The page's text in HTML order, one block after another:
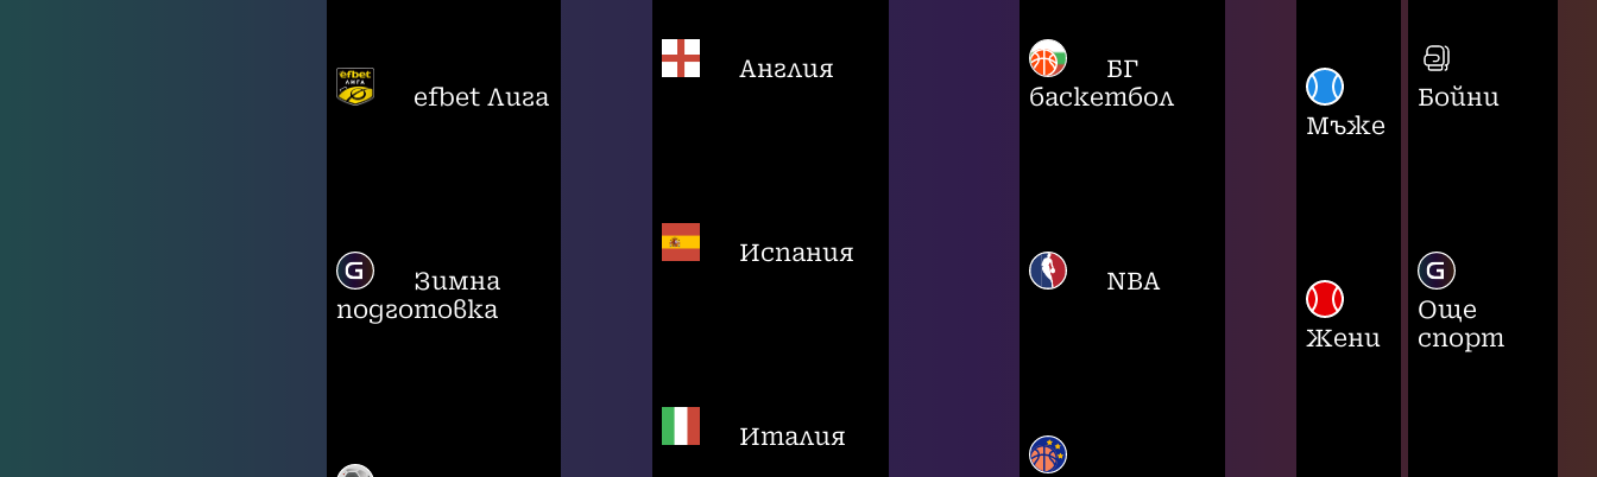
efbet Лига
Зимна
подготовка
Англия
Испания
Италия
БГ
баскетбол
NBA
Мъже
Жени
Бойни
Още
спорт